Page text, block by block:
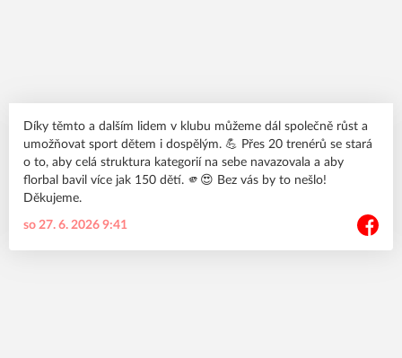
Díky těmto a dalším lidem v klubu můžeme dál společně růst a
umožňovat sport dětem i dospělým. 💪 Přes 20 trenérů se stará
o to, aby celá struktura kategorií na sebe navazovala a aby
florbal bavil více jak 150 dětí. 🫵😍 Bez vás by to nešlo!
Děkujeme.
so 27. 6. 2026 9:41